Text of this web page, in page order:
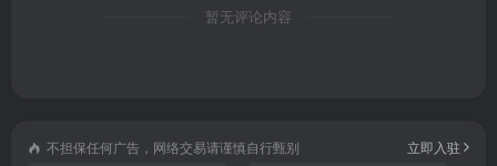
暂无评论内容
不担保任何广告，网络交易请谨慎自行甄别 立即入驻